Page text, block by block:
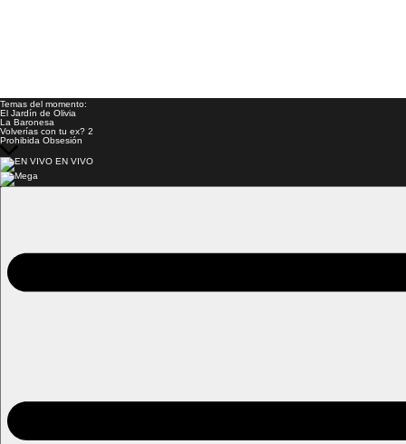
Temas del momento:
El Jardín de Olivia
La Baronesa
Volverías con tu ex? 2
Prohibida Obsesión
EN VIVO